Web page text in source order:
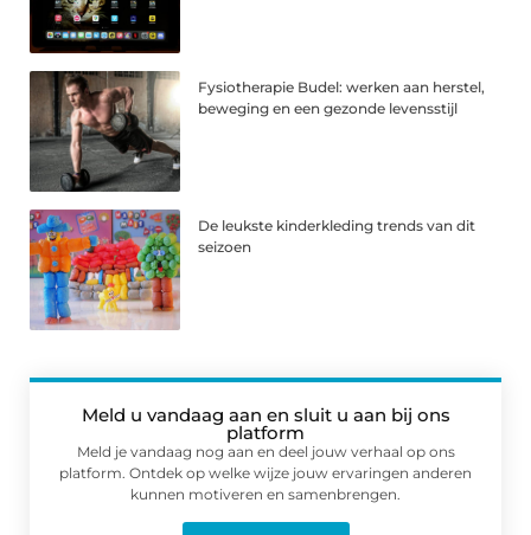
Fysiotherapie Budel: werken aan herstel,
beweging en een gezonde levensstijl
De leukste kinderkleding trends van dit
seizoen
Meld u vandaag aan en sluit u aan bij ons
platform
Meld je vandaag nog aan en deel jouw verhaal op ons
platform. Ontdek op welke wijze jouw ervaringen anderen
kunnen motiveren en samenbrengen.